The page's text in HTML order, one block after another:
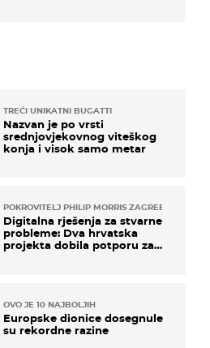
TREĆI UNIKATNI BUGATTI
Nazvan je po vrsti
srednjovjekovnog viteškog
konja i visok samo metar
POKROVITELJ PHILIP MORRIS ZAGREB
Digitalna rješenja za stvarne
probleme: Dva hrvatska
projekta dobila potporu za
OVO JE 10 NAJBOLJIH
Europske dionice dosegnule
su rekordne razine